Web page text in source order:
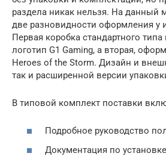
раздела никак нельзя. На данный
две разновидности оформления у
Первая коробка стандартного типа
логотип G1 Gaming, а вторая,
Heroes of the Storm. Дизайн и
так и расширенной версии
В типовой комплект поставки
Подробное руководство
Документация по